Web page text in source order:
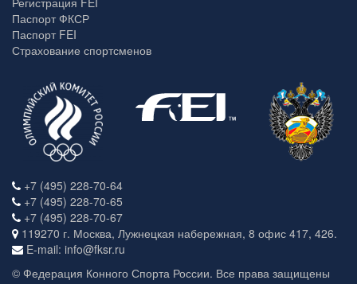
Паспорт ФКСР
Паспорт FEI
Страхование спортсменов
+7 (495) 228-70-64
+7 (495) 228-70-65
+7 (495) 228-70-67
119270 г. Москва, Лужнецкая набережная, 8 офис 417, 426.
E-mail: info@fksr.ru
© Федерация Конного Спорта России. Все права защищены